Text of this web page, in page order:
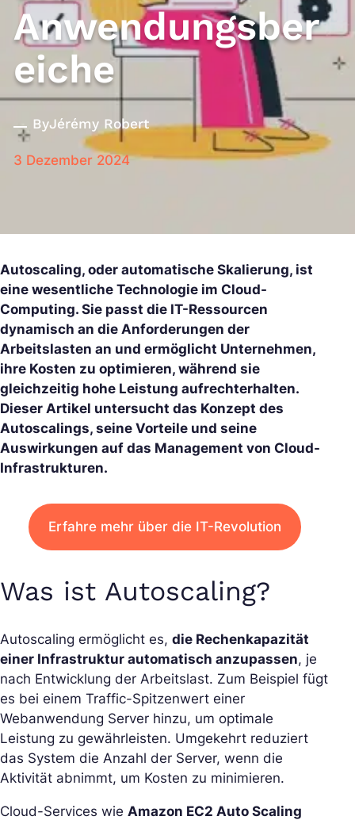
Anwendungsber
eiche
ByJérémy Robert
3 Dezember 2024
Autoscaling, oder automatische Skalierung, ist
eine wesentliche Technologie im Cloud-
Computing. Sie passt die IT-Ressourcen
dynamisch an die Anforderungen der
Arbeitslasten an und ermöglicht Unternehmen,
ihre Kosten zu optimieren, während sie
gleichzeitig hohe Leistung aufrechterhalten.
Dieser Artikel untersucht das Konzept des
Autoscalings, seine Vorteile und seine
Auswirkungen auf das Management von Cloud-
Infrastrukturen.
Erfahre mehr über die IT-Revolution
Was ist Autoscaling?
Autoscaling ermöglicht es, die Rechenkapazität
einer Infrastruktur automatisch anzupassen, je
nach Entwicklung der Arbeitslast. Zum Beispiel fügt
es bei einem Traffic-Spitzenwert einer
Webanwendung Server hinzu, um optimale
Leistung zu gewährleisten. Umgekehrt reduziert
das System die Anzahl der Server, wenn die
Aktivität abnimmt, um Kosten zu minimieren.
Cloud-Services wie Amazon EC2 Auto Scaling